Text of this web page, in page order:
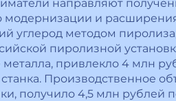
направляют
модернизации и
углерод методом
пиролизной
металла, привлекло 4 млн
станка. Производственное
получило 4,5 млн рублей